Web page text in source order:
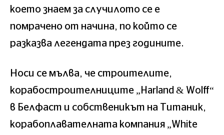
което знаем за случилото се е
помрачено от начина, по който се
разказва легендата през годините.
Носи се мълва, че строителите,
корабостроителниците „Harland & Wolff“
в Белфаст и собственикът на Титаник,
корабоплавателната компания „White